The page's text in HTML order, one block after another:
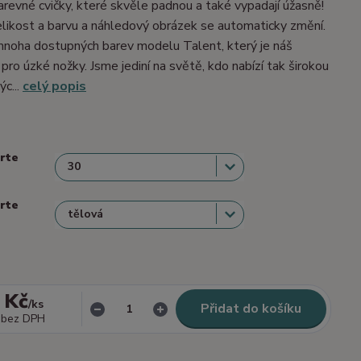
cvičky, které skvěle padnou a také vypadají úžasně!
a barvu a náhledový obrázek se automaticky změní.
dostupných barev modelu Talent, který je náš
úzké nožky. Jsme jediní na světě, kdo nabízí tak širokou
celý popis
/ks
bez DPH
Přidat do košíku